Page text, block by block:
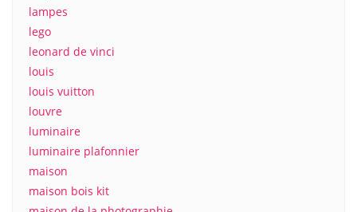
lampes
lego
leonard de vinci
louis
louis vuitton
louvre
luminaire
luminaire plafonnier
maison
maison bois kit